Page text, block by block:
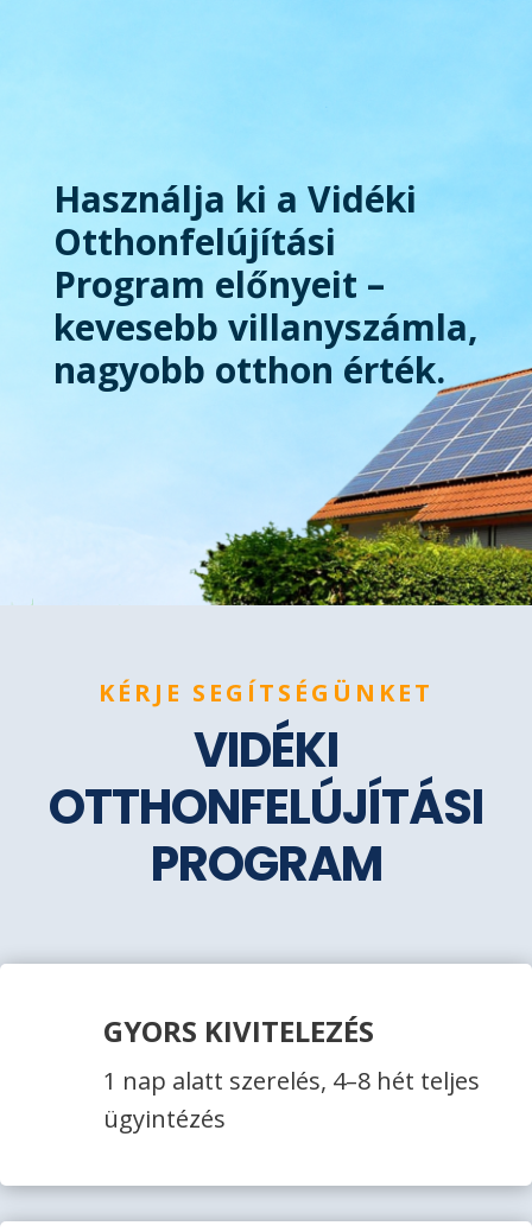
Használja ki a Vidéki
Otthonfelújítási
Program előnyeit –
kevesebb villanyszámla,
nagyobb otthon érték.
KÉRJE SEGÍTSÉGÜNKET
VIDÉKI
OTTHONFELÚJÍTÁSI
PROGRAM
GYORS KIVITELEZÉS
1 nap alatt szerelés, 4–8 hét teljes
ügyintézés